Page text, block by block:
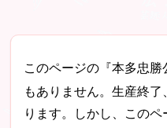
このページの『本多忠勝
もありません。生産終
ります。しかし、この